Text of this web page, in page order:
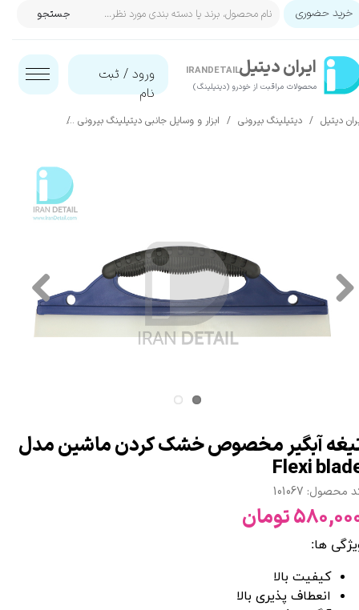
ایران‌ دیتیل
محصولات مراقبت از خودرو (دیتیلینگ)​​​​​​​
IRANDETAIL ورود / ثبت
نام
حساب کاربری من
تغییر گذر واژه
جستجو خرید حضوری
دیتیل دیتیلینگ بیرونی ابزار و وسایل جانبی دیتیلینگ بیرونی
آبگیر مخصوص خشک کردن ماشین مدل
Flexi
محصول: 101067
تومان
ها:
کیفیت بالا
انعطاف پذیری بالا